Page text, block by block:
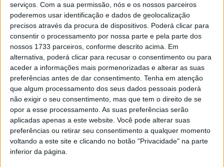
serviços. Com a sua permissão, nós e os nossos parceiros
poderemos usar identificação e dados de geolocalização
precisos através da procura de dispositivos. Poderá clicar para
consentir o processamento por nossa parte e pela parte dos
nossos 1733 parceiros, conforme descrito acima. Em
alternativa, poderá clicar para recusar o consentimento ou para
aceder a informações mais pormenorizadas e alterar as suas
preferências antes de dar consentimento. Tenha em atenção
que algum processamento dos seus dados pessoais poderá
não exigir o seu consentimento, mas que tem o direito de se
opor a esse processamento. As suas preferências serão
aplicadas apenas a este website. Você pode alterar suas
preferências ou retirar seu consentimento a qualquer momento
voltando a este site e clicando no botão "Privacidade" na parte
inferior da página.
“Mais do que ensinar, queremos inspirar. Mostrar que a
ciência pode ser fascinante e acessível, mesmo para os
mais novos”, considera Paulo Correia, coordenador da
iniciativa.
O OpenDay KIDS vai além da engenharia, e conta com a
colaboração de vários parceiros que dinamizam
momentos paralelos desde passeios a cavalo,
experiências em inglês, contacto com animais, dança e
jogos ao ar livre.
As inscrições abrem a 12 de junho e são limitadas.